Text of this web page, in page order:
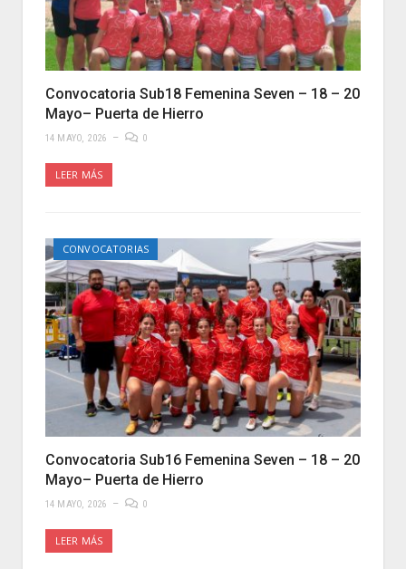
Convocatoria Sub18 Femenina Seven – 18 – 20
Mayo– Puerta de Hierro
14 MAYO, 2026 0
LEER MÁS
CONVOCATORIAS
Convocatoria Sub16 Femenina Seven – 18 – 20
Mayo– Puerta de Hierro
14 MAYO, 2026 0
LEER MÁS